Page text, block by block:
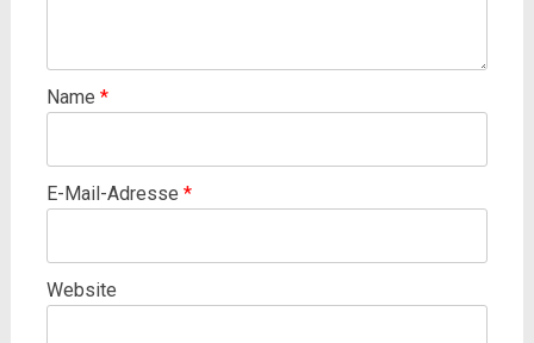
Name *
E-Mail-Adresse *
Website